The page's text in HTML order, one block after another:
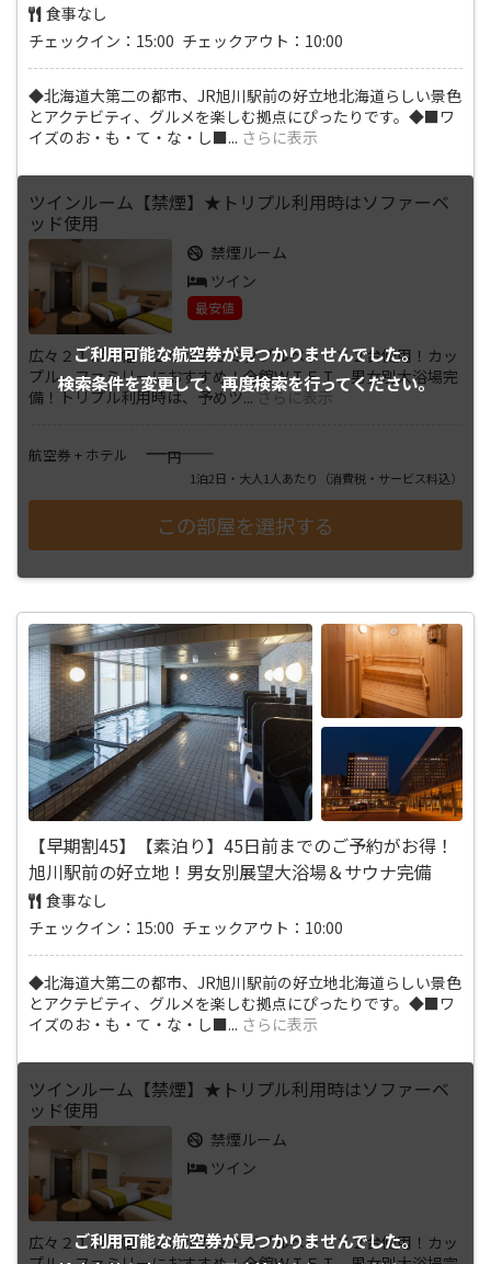
食事なし
チェックイン：15:00 チェックアウト：10:00
◆北海道大第二の都市、JR旭川駅前の好立地北海道らしい景色
とアクテビティ、グルメを楽しむ拠点にぴったりです。◆■ワ
イズのお・も・て・な・し■... さらに表示
ご利用可能な航空券が見つかりませんでした。
検索条件を変更して、再度検索を行ってください。
ツインルーム【禁煙】★トリプル利用時はソファーベ
ッド使用
禁煙ルーム
ツイン
最安値
広々２１㎡！幅１２０㎝のセミダブルベッド×２台使用！カッ
プル、ファミリーにおすすめ！全館ＷＩＦＩ、男女別大浴場完
備！トリプル利用時は、予めツ...さらに表示
航空券 + ホテル ――――円
1泊2日・大人1人あたり （消費税・サービス料込）
【早期割45】【素泊り】45日前までのご予約がお得！
旭川駅前の好立地！男女別展望大浴場＆サウナ完備
食事なし
チェックイン：15:00 チェックアウト：10:00
◆北海道大第二の都市、JR旭川駅前の好立地北海道らしい景色
とアクテビティ、グルメを楽しむ拠点にぴったりです。◆■ワ
イズのお・も・て・な・し■... さらに表示
ご利用可能な航空券が見つかりませんでした。
ツインルーム【禁煙】★トリプル利用時はソファーベ
ッド使用
禁煙ルーム
ツイン
広々２１㎡！幅１２０㎝のセミダブルベッド×２台使用！カッ